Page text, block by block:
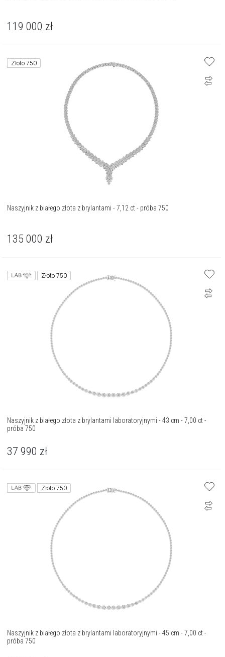
119 000 zł
Złoto 750
Naszyjnik z białego złota z brylantami - 7,12 ct - próba 750
135 000 zł
Złoto 750
Naszyjnik z białego złota z brylantami laboratoryjnymi - 43 cm - 7,00 ct -
próba 750
37 990 zł
Złoto 750
Naszyjnik z białego złota z brylantami laboratoryjnymi - 45 cm - 7,00 ct -
próba 750